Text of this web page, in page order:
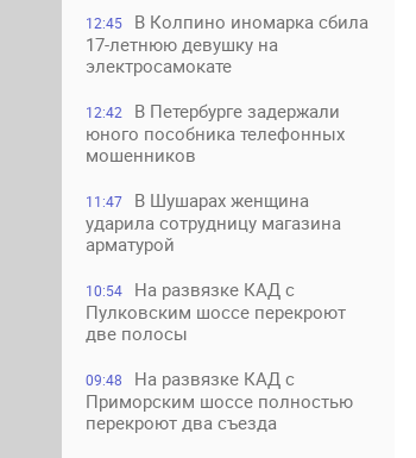
12:45
В Колпино иномарка сбила
17-летнюю девушку на
электросамокате
12:42
В Петербурге задержали
юного пособника телефонных
мошенников
11:47
В Шушарах женщина
ударила сотрудницу магазина
арматурой
10:54
На развязке КАД с
Пулковским шоссе перекроют
две полосы
09:48
На развязке КАД с
Приморским шоссе полностью
перекроют два съезда